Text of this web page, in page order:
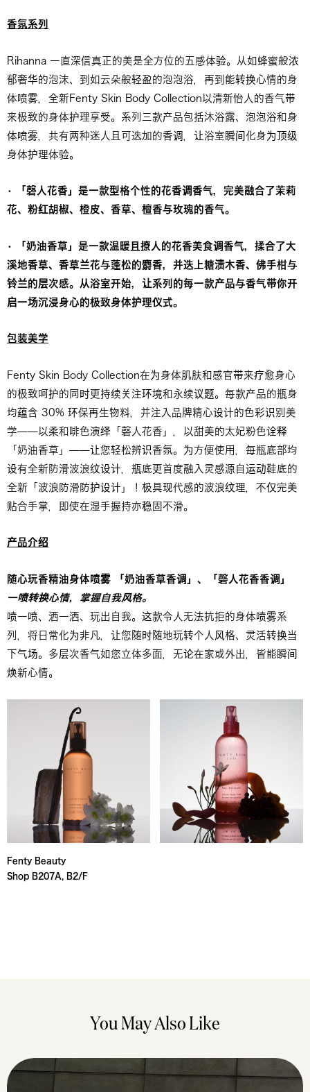
香氛系列
Rihanna 一直深信真正的美是全方位的五感体验。从如蜂蜜般浓
郁奢华的泡沫、到如云朵般轻盈的泡泡浴，再到能转换心情的身
体喷雾，全新Fenty Skin Body Collection以清新怡人的香气带
来极致的身体护理享受。系列三款产品包括沐浴露、泡泡浴和身
体喷雾，共有两种迷人且可迭加的香调，让浴室瞬间化身为顶级
身体护理体验。
• 「磬人花香」是一款型格个性的花香调香气，完美融合了茉莉
花、粉红胡椒、橙皮、香草、檀香与玫瑰的香气。
• 「奶油香草」是一款温暖且撩人的花香美食调香气，揉合了大
溪地香草、香草兰花与蓬松的麝香，并迭上糖渍木香、佛手柑与
铃兰的层次感。从浴室开始，让系列的每一款产品与香气带你开
启一场沉浸身心的极致身体护理仪式。
包装美学
Fenty Skin Body Collection在为身体肌肤和感官带来疗愈身心
的极致呵护的同时更持续关注环境和永续议题。每款产品的瓶身
均蕴含 30% 环保再生物料，并注入品牌精心设计的色彩识别美
学——以柔和啡色演绎「磬人花香」，以甜美的太妃粉色诠释
「奶油香草」——让您轻松辨识香氛。为方便使用，每瓶底部均
设有全新防滑波浪纹设计，瓶底更首度融入灵感源自运动鞋底的
全新「波浪防滑防护设计」！极具现代感的波浪纹理，不仅完美
贴合手掌，即使在湿手握持亦稳固不滑。
产品介绍
随心玩香精油身体喷雾
「奶油香草香调」、「磬人花香香调」
一喷转换心情，掌握自我风格。
喷一喷、洒一洒、玩出自我。这款令人无法抗拒的身体喷雾系
列，将日常化为非凡，让您随时随地玩转个人风格、灵活转换当
下气场。多层次香气如您立体多面，无论在家或外出，皆能瞬间
焕新心情。
Fenty Beauty
Shop B207A, B2/F
You May Also Like